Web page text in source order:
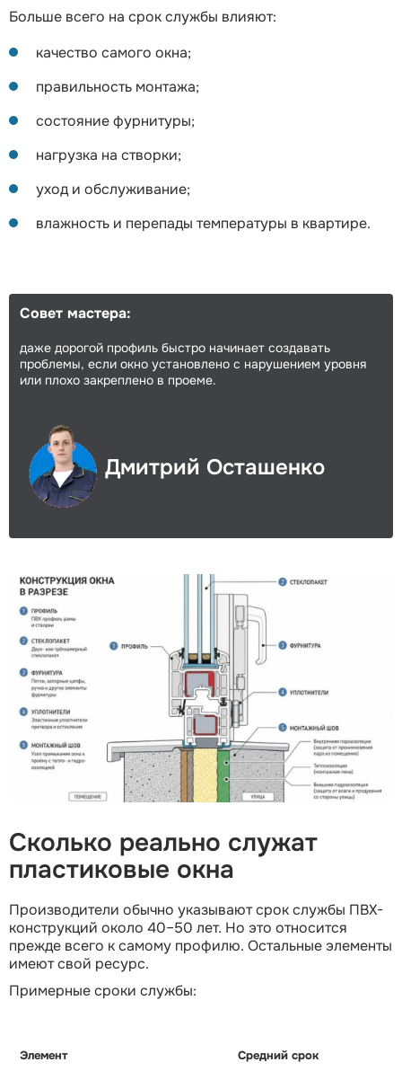
Больше всего на срок службы влияют:
качество самого окна;
правильность монтажа;
состояние фурнитуры;
нагрузка на створки;
уход и обслуживание;
влажность и перепады температуры в квартире.
Совет мастера:
даже дорогой профиль быстро начинает создавать
проблемы, если окно установлено с нарушением уровня
или плохо закреплено в проеме.
Дмитрий Осташенко
Сколько реально служат
пластиковые окна
Производители обычно указывают срок службы ПВХ-
конструкций около 40–50 лет. Но это относится
прежде всего к самому профилю. Остальные элементы
имеют свой ресурс.
Примерные сроки службы:
Элемент Средний срок